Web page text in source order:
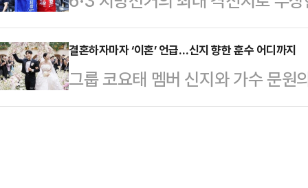
주…
100% ARS 방식으로 실시한 여론
보는 42.6%를 얻었다.두 후보 간
이다. 이어 개혁신당 김정철 후보
으로 집…
일찌감치 대진표를 확정한 더불어
지율 격차가 오차범위 내로 좁혀지
새다. 공식 선거운동 개막을 일주
라는 각자의 승부수를 던진 두 후보
결혼하자마자 ‘이혼’ 언급…신지 향한 훈수 어디까지
그룹 코요태 멤버 신지와 가수 문원
발언이 논란을 빚고 있다.논란의 당